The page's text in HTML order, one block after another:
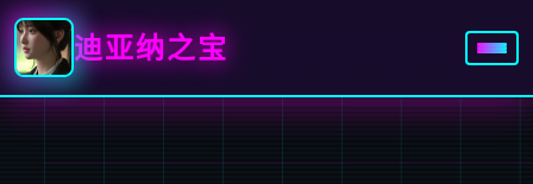
迪亚纳之宝